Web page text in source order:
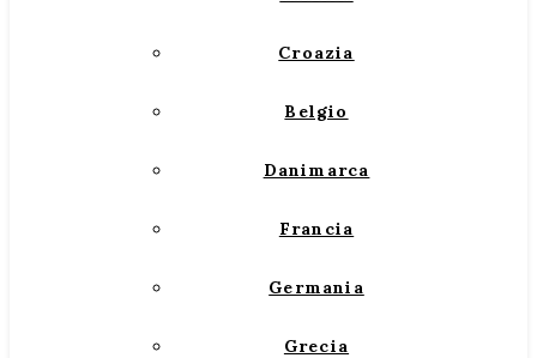
Croazia
Belgio
Danimarca
Francia
Germania
Grecia